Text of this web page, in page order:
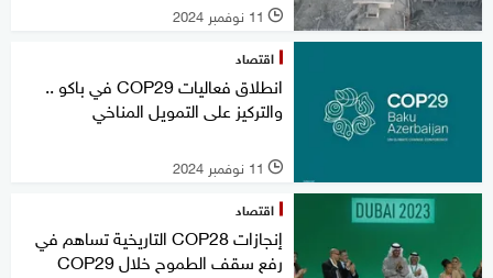
l 11 نوفمبر 2024
اقتصاد
انطلاق فعاليات COP29 في باكو ..
والتركيز على التمويل المناخي
l 11 نوفمبر 2024
اقتصاد
إنجازات COP28 التاريخية تساهم في
رفع سقف الطموح خلال COP29